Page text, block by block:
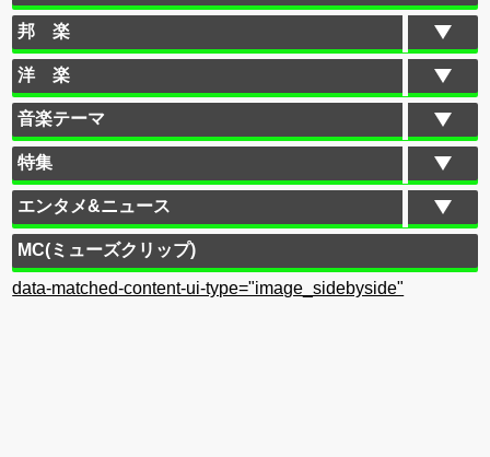
邦 楽
洋 楽
音楽テーマ
特集
エンタメ&ニュース
MC(ミューズクリップ)
data-matched-content-ui-type="image_sidebyside"